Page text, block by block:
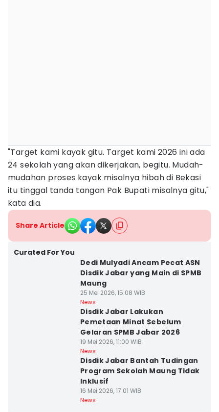
"Target kami kayak gitu. Target kami 2026 ini ada
24 sekolah yang akan dikerjakan, begitu. Mudah-
mudahan proses kayak misalnya hibah di Bekasi
itu tinggal tanda tangan Pak Bupati misalnya gitu,"
kata dia.
Share Article
Curated For You
Dedi Mulyadi Ancam Pecat ASN
Disdik Jabar yang Main di SPMB
Maung
25 Mei 2026, 15:08 WIB
News
Disdik Jabar Lakukan
Pemetaan Minat Sebelum
Gelaran SPMB Jabar 2026
19 Mei 2026, 11:00 WIB
News
Disdik Jabar Bantah Tudingan
Program Sekolah Maung Tidak
Inklusif
16 Mei 2026, 17:01 WIB
News